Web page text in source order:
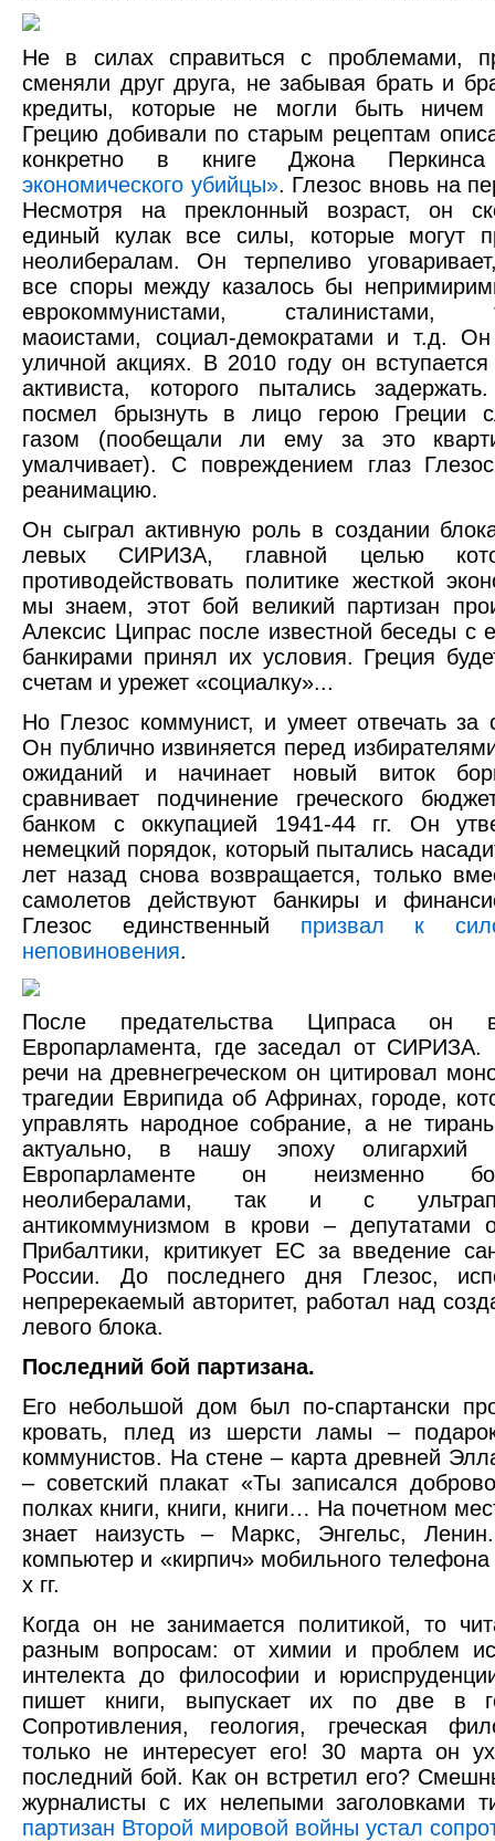
Не в силах справиться с проблемами,
сменяли друг друга, не забывая брать и
кредиты, которые не могли быть ничем
Грецию добивали по старым рецептам
конкретно в книге Джона
экономического убийцы». Глезос вновь на
Несмотря на преклонный возраст, он
единый кулак все силы, которые могут
неолибералам. Он терпеливо
все споры между казалось бы
еврокоммунистами, сталинистами,
маоистами, социал-демократами и т.д. Он
уличной акциях. В 2010 году он
активиста, которого пытались
посмел брызнуть в лицо герою Греции
газом (пообещали ли ему за это
умалчивает). С повреждением глаз
реанимацию.
Он сыграл активную роль в создании
левых СИРИЗА, главной целью
противодействовать политике жесткой
мы знаем, этот бой великий партизан
Алексис Ципрас после известной беседы с
банкирами принял их условия. Греция
счетам и урежет «социалку»...
Но Глезос коммунист, и умеет отвечать за
Он публично извиняется перед
ожиданий и начинает новый виток
сравнивает подчинение греческого
банком с оккупацией 1941-44 гг. Он
немецкий порядок, который пытались
лет назад снова возвращается, только
самолетов действуют банкиры и
Глезос единственный призвал к
неповиновения.
После предательства Ципраса он
Европарламента, где заседал от СИРИЗА.
речи на древнегреческом он цитировал
трагедии Еврипида об Афринах, городе,
управлять народное собрание, а не
актуально, в нашу эпоху
Европарламенте он неизменно
неолибералами, так и с
антикоммунизмом в крови – депутатами
Прибалтики, критикует ЕС за введение
России. До последнего дня Глезос,
непререкаемый авторитет, работал над
левого блока.
Последний бой партизана.
Его небольшой дом был по-спартански
кровать, плед из шерсти ламы –
коммунистов. На стене – карта древней
– советский плакат «Ты записался
полках книги, книги, книги… На почетном
знает наизусть – Маркс, Энгельс,
компьютер и «кирпич» мобильного
х гг.
Когда он не занимается политикой, то
разным вопросам: от химии и проблем
интелекта до философии и
пишет книги, выпускает их по две в
Сопротивления, геология, греческая
только не интересует его! 30 марта он
последний бой. Как он встретил его?
журналисты с их нелепыми заголовками
партизан Второй мировой войны устал